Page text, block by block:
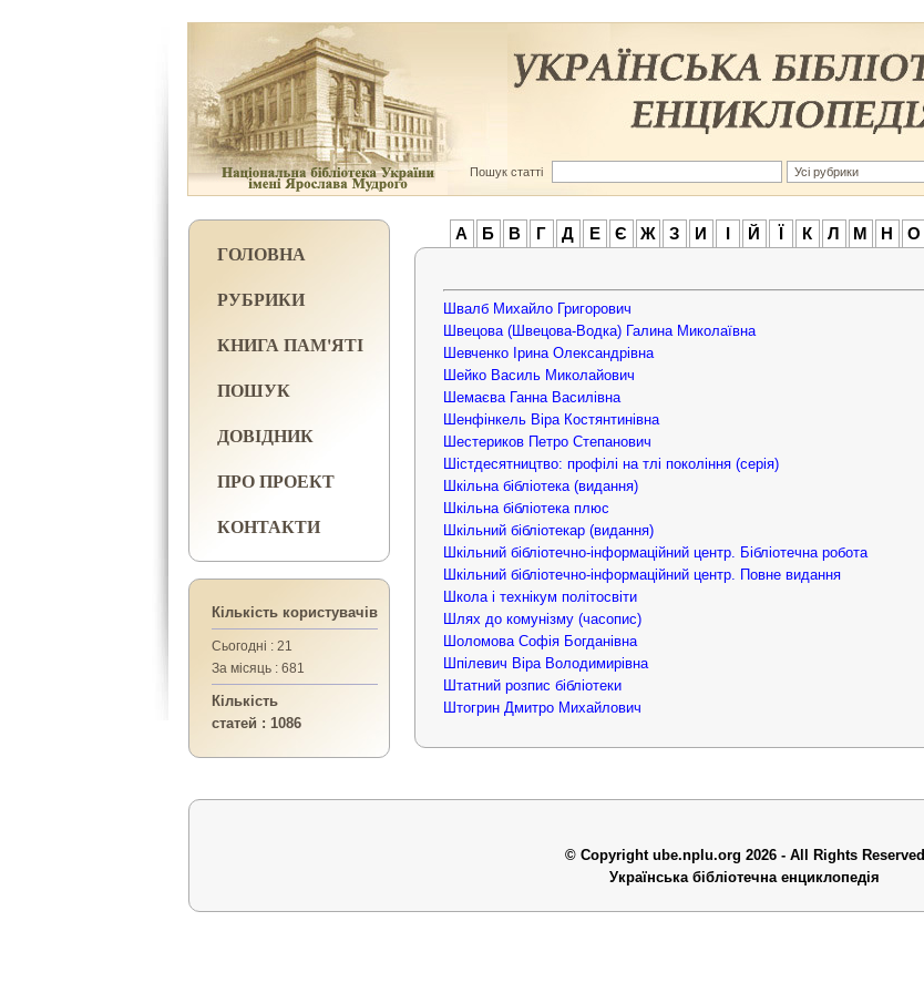
Пошук статті
ГОЛОВНА
РУБРИКИ
КНИГА ПАМ'ЯТІ
ПОШУК
ДОВІДНИК
ПРО ПРОЕКТ
КОНТАКТИ
Кількість користувачів
Сьогодні : 21
За місяць : 681
Кількість
статей : 1086
А Б В Г Д Е Є Ж З И І Й Ї К Л М Н О
Швалб Михайло Григорович
Швецова (Швецова-Водка) Галина Миколаївна
Шевченко Ірина Олександрівна
Шейко Василь Миколайович
Шемаєва Ганна Василівна
Шенфінкель Віра Костянтинівна
Шестериков Петро Степанович
Шістдесятництво: профілі на тлі покоління (серія)
Шкільна бібліотека (видання)
Шкільна бібліотека плюс
Шкільний бібліотекар (видання)
Шкільний бібліотечно-інформаційний центр. Бібліотечна робота
Шкільний бібліотечно-інформаційний центр. Повне видання
Школа і технікум політосвіти
Шлях до комунізму (часопис)
Шоломова Софія Богданівна
Шпілевич Віра Володимирівна
Штатний розпис бібліотеки
Штогрин Дмитро Михайлович
© Copyright ube.nplu.org 2026 - All Rights Reserved
Українська бібліотечна енциклопедія